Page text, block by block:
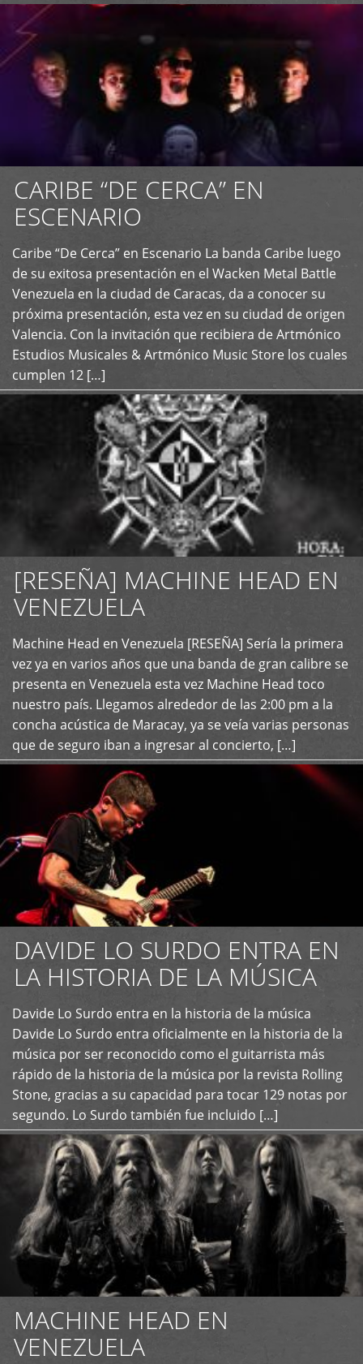
CARIBE “DE CERCA” EN
ESCENARIO
Caribe “De Cerca” en Escenario La banda Caribe luego
de su exitosa presentación en el Wacken Metal Battle
Venezuela en la ciudad de Caracas, da a conocer su
próxima presentación, esta vez en su ciudad de origen
Valencia. Con la invitación que recibiera de Artmónico
Estudios Musicales & Artmónico Music Store los cuales
cumplen 12 […]
+
[RESEÑA] MACHINE HEAD EN
VENEZUELA
Machine Head en Venezuela [RESEÑA] Sería la primera
vez ya en varios años que una banda de gran calibre se
presenta en Venezuela esta vez Machine Head toco
nuestro país. Llegamos alrededor de las 2:00 pm a la
concha acústica de Maracay, ya se veía varias personas
que de seguro iban a ingresar al concierto, […]
+
DAVIDE LO SURDO ENTRA EN
LA HISTORIA DE LA MÚSICA
Davide Lo Surdo entra en la historia de la música
Davide Lo Surdo entra oficialmente en la historia de la
música por ser reconocido como el guitarrista más
rápido de la historia de la música por la revista Rolling
Stone, gracias a su capacidad para tocar 129 notas por
segundo. Lo Surdo también fue incluido […]
+
MACHINE HEAD EN
VENEZUELA